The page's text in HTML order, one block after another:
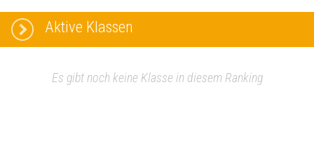
Aktive Klassen
Es gibt noch keine Klasse in diesem Ranking